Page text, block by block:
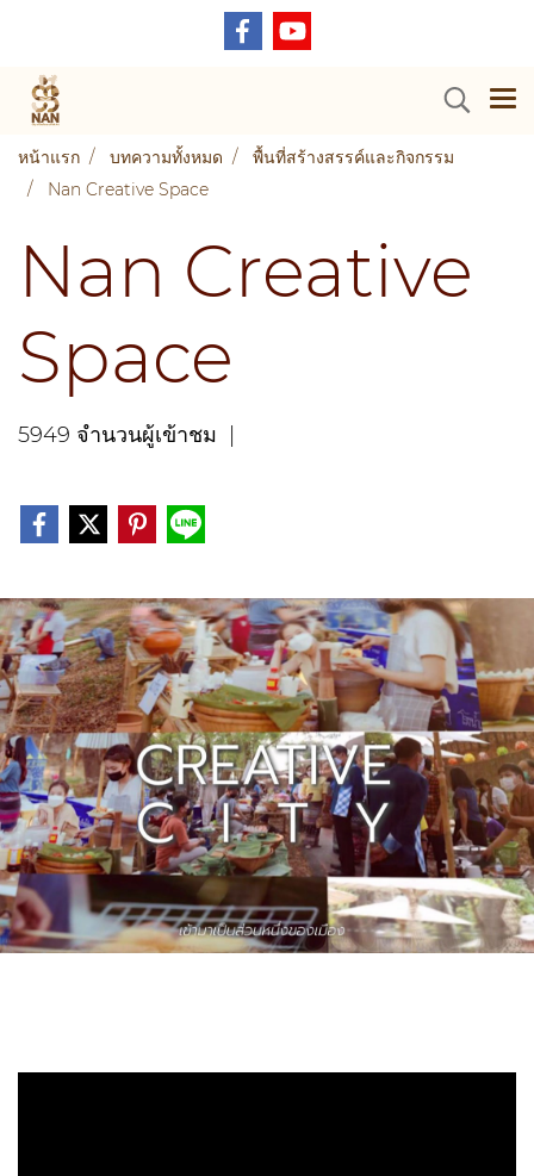
หน้าแรก บทความทั้งหมด
พื้นที่สร้างสรรค์และกิจกรรม
Nan Creative Space
Nan Creative
Space
5949 จำนวนผู้เข้าชม